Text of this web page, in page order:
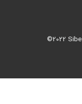
©2022